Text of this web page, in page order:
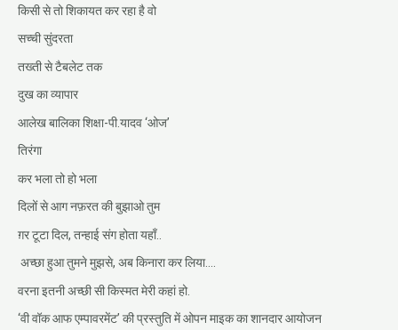
किसी से तो शिकायत कर रहा है वो
सच्ची सुंदरता
तख्ती से टैबलेट तक
दुख का व्यापार
आलेख बालिका शिक्षा-पी.यादव ‘ओज’
तिरंगा
कर भला तो हो भला
दिलों से आग नफ़रत की बुझाओ तुम
ग़र टूटा दिल, तन्हाई संग होता यहाँ..
अच्छा हुआ तुमने मुझसे, अब किनारा कर लिया….
वरना इतनी अच्छी सी किस्मत मेरी कहां हो.
‘वी वॉक आफ एम्पावरमेंट’ की प्रस्तुति में ओपन माइक का शानदार आयोजन